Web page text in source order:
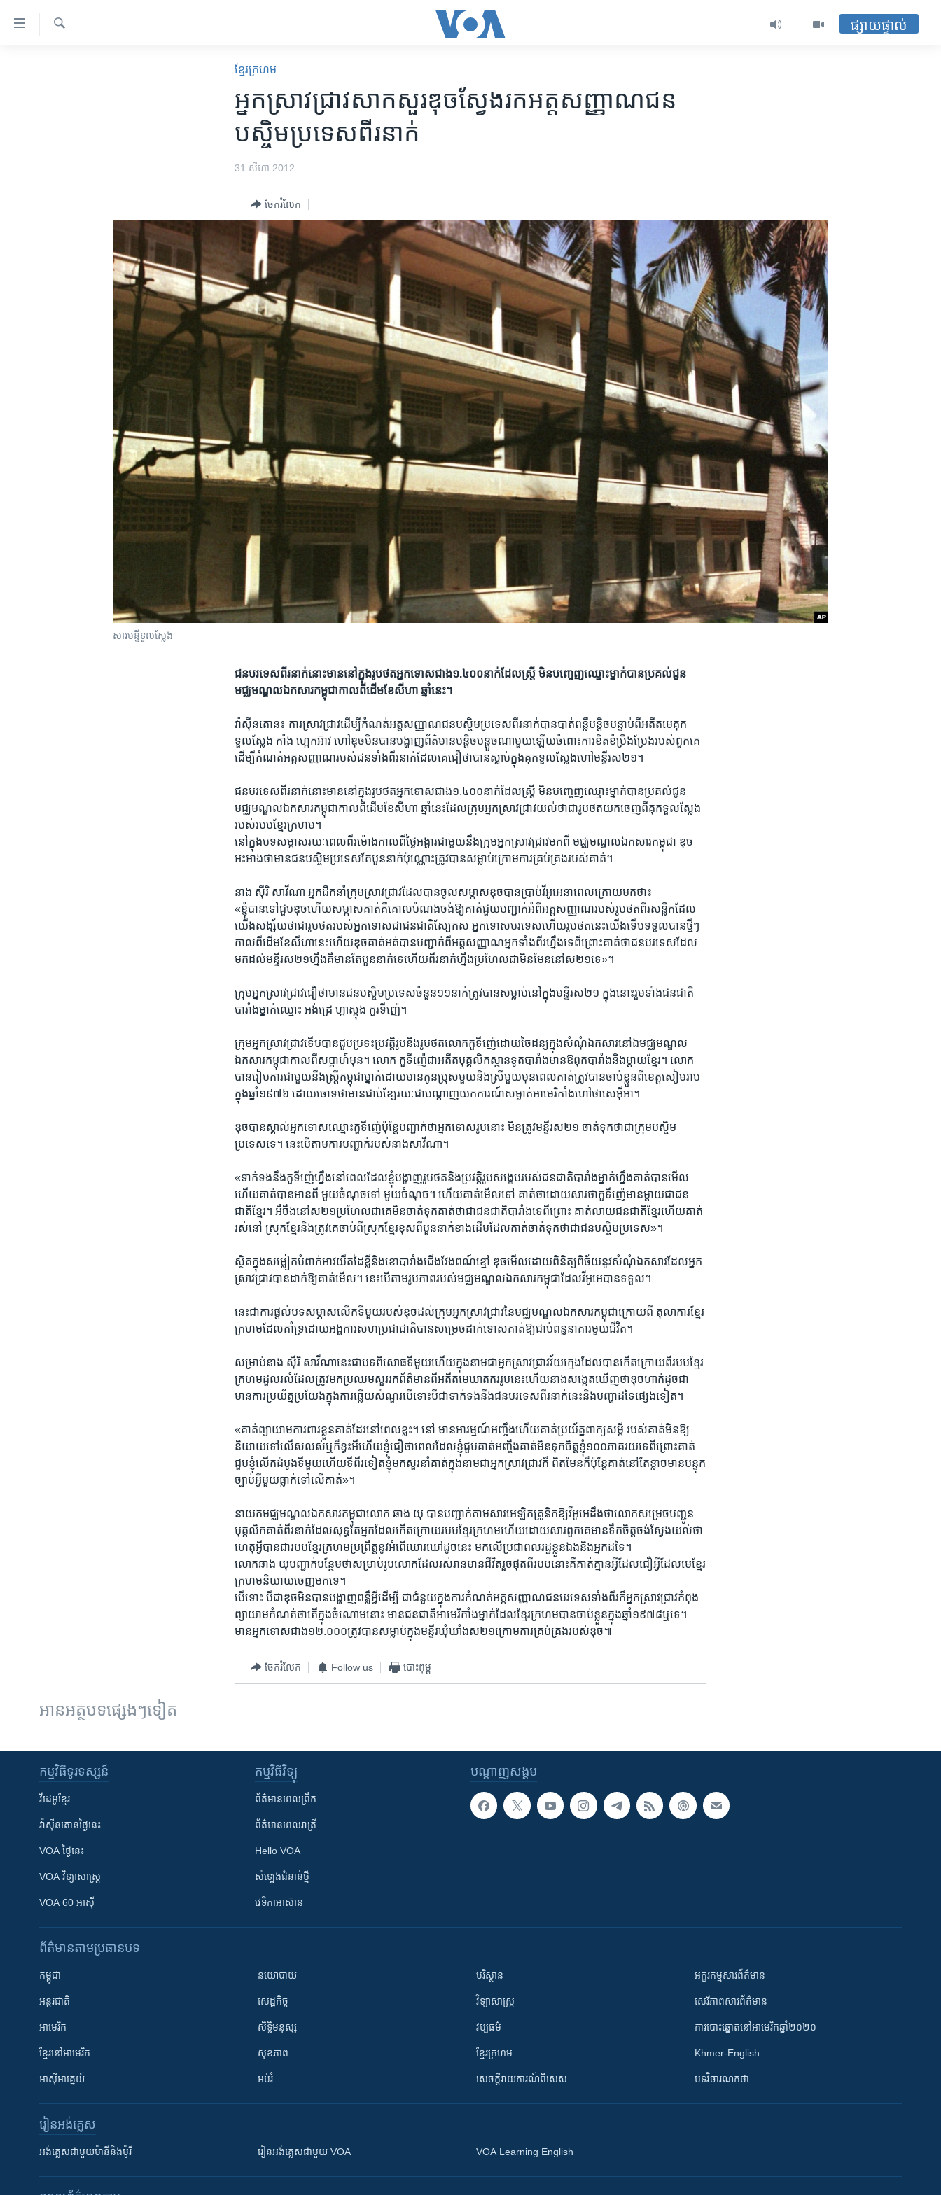
ទៅ​
ផ្សាយផ្ទាល់
ខ្មែរ​ក្រហម
អ្នក​ស្រាវជ្រាវ​សាកសួរ​ឌុច​ស្វែង​រក​អត្តសញ្ញាណ​ជន​
បស្ចិម​ប្រទេស​ពីរនាក់
31 សីហា 2012
ចែករំលែក
សារមន្ទីទួលស្លែង
ជន​បរទេស​ពីរនាក់​នោះ​មាន​នៅ​ក្នុង​រូបថត​អ្នក​ទោស​ជាង​១.៤០០​នាក់​ដែល​ស្រ្តី មិន​បញ្ចេញ​ឈ្មោះ​ម្នាក់​បាន​ប្រគល់​ជូន​
មជ្ឈមណ្ឌល​ឯកសារ​កម្ពុជា​កាលពី​ដើម​ខែ​សីហា​ ឆ្នាំ​នេះ​។
វ៉ាស៊ីនតោន៖​ ការ​ស្រាវជ្រាវ​ដើម្បី​កំណត់​អត្ត​សញ្ញាណ​ជន​បស្ចិម​ប្រទេស​ពីរនាក់​បាន​បាត់​ពន្លឺ​បន្តិច​បន្ទាប់​ពីអតីត​មេគុក
ទួលស្លែង​ កាំង​ ហ្កេកអ៊ាវ​ ហៅ​ឌុចមិន​បាន​បង្ហាញ​ព័ត៌មាន​បន្តិច​បន្តួចណាមួយ​ឡើយ​ចំពោះ​ការខិត​ខំ​ប្រឹងប្រែង​របស់​ពួកគេ​
ដើម្បី​កំណត់អត្តសញ្ញាណ​របស់​ជន​ទាំងពីរ​នាក់​ដែល​គេ​ជឿ​ថា​បាន​ស្លាប់​ក្នុង​គុក​ទួលស្លែង​ហៅ​មន្ទីរ​ស២១។
ជន​បរទេស​ពីរនាក់​នោះ​មាន​នៅ​ក្នុង​រូបថត​អ្នក​ទោស​ជាង​១.៤០០​នាក់​ដែល​ស្រ្តី មិន​បញ្ចេញ​ឈ្មោះ​ម្នាក់​បាន​ប្រគល់​ជូន​
មជ្ឈមណ្ឌល​ឯកសារ​កម្ពុជា​កាលពី​ដើម​ខែ​សីហា​ ឆ្នាំ​នេះ​ដែល​ក្រុម​អ្នក​ស្រាវជ្រាវ​យល់​ថា​ជារូបថត​យក​ចេញ​ពី​គុក​ទួលស្លែង​
របស់​របប​ខ្មែរ​ក្រហម។
នៅក្នុង​បទ​សម្ភាស​រយៈ​ពេល​ពីរម៉ោង​កាលពីថ្ងៃ​អង្គារ​ជាមួយ​នឹង​ក្រុម​អ្នក​ស្រាវជ្រាវ​មក​ពី មជ្ឈមណ្ឌល​ឯកសារ​កម្ពុជា​ ឌុច​
អះអាង​ថា​មាន​ជន​បស្ចិម​ប្រទេស​តែ​បួន​នាក់​ប៉ុណ្ណោះ​ត្រូវ​បាន​សម្លាប់​ក្រោម​ការ​គ្រប់​គ្រង​របស់​គាត់។
នាង​ ស៊ីរិ សាវីណា អ្នក​ដឹកនាំ​ក្រុម​ស្រាវជ្រាវ​ដែលបាន​ចូល​សម្ភាស​ឌុច​បាន​ប្រាប់​វីអូអេ​នា​ពេល​ក្រោយ​មក​ថា៖
«ខ្ញុំ​បាន​ទៅ​ជួប​ឌុច​ហើយ​សម្ភាស​គាត់​គឺ​គោល​បំណង​ចង់​ឱ្យ​គាត់​ជួយ​បញ្ជាក់​អំពី​អត្ត​សញ្ញាណ​របស់​រូបថត​ពីរសន្លឹក​ដែល​
យើង​សង្ស័យ​ថា​ជា​រូបថត​របស់អ្នក​ទោស​ជា​ជន​ជាតិ​ស្បែក​ស​ អ្នក​ទោស​បរទេស​ហើយ​រូបថត​នេះ​យើង​ទើប​ទទួល​បាន​ថ្មីៗ​
កាលពី​ដើម​ខែ​សីហា​នេះហើយ​ឌុច​គាត់​អត់​បាន​បញ្ជាក់​ពី​អត្តសញ្ញាណ​អ្នក​ទាំង​ពីរ​ហ្នឹង​ទេ​ពីព្រោះ​គាត់​ថា​ជនបរទេស​ដែល​
មក​ដល់​មន្ទីរ​ស២១​ហ្នឹង​គឺ​មាន​តែ​បួន​នាក់​ទេហើយ​ពីរ​នាក់​ហ្នឹង​ប្រហែល​ជា​មិន​មែន​នៅ​ស២១​ទេ»។
ក្រុម​អ្នកស្រាវជ្រាវ​ជឿថា​មាន​ជន​បស្ចិមប្រទេស​ចំនួន​១១​នាក់​ត្រូវ​បាន​សម្លាប់​នៅ​ក្នុង​មន្ទីរ​ស២១​ ក្នុង​នោះ​រួមទាំង​ជន​ជាតិ​
បារាំង​ម្នាក់​ឈ្មោះ អង់ដ្រេ ហ្កាស្តុង​ កួរទីញ៉េ។
ក្រុម​អ្នក​ស្រាវជ្រាវ​ទើប​បាន​ជួប​ប្រទះ​ប្រវត្តិរូប​និង​រូបថត​លោក​កួទីញ៉េ​ដោយ​ចៃដន្យ​ក្នុង​សំណុំ​ឯកសារ​នៅ​ឯ​មជ្ឈមណ្ឌល​
ឯកសារ​កម្ពុជា​កាលពី​សប្តាហ៍​មុន។ លោក កួទីញ៉េ​ជា​អតីត​បុគ្គលិក​ស្ថានទូត​បារាំង​មាន​ឱពុក​បារាំង​និង​ម្តាយ​ខ្មែរ។​ លោក​
បាន​រៀបការ​ជាមួយ​នឹង​ស្រ្តី​កម្ពុជា​ម្នាក់​ដោយ​មាន​កូន​ប្រុស​មួយ​និង​ស្រី​មួយមុន​ពេល​គាត់​ត្រូវ​បាន​ចាប់​ខ្លួន​ពី​ខេត្ត​សៀម​រាប​
ក្នុង​ឆ្នាំ​១៩៧៦​ ដោយ​ចោទ​ថា​មាន​ជាប់ខ្សែ​រយៈ​ជា​បណ្តាញ​យក​ការណ៍​សម្ងាត់​អាមេរិកាំងហៅ​ថា​សេអ៊ីអា។
ឌុច​បាន​ស្គាល់​អ្នកទោសឈ្មោះ​កួទីញ៉េ​ប៉ុន្តែ​បញ្ជាក់ថា​អ្នក​ទោស​រូប​នោះ មិន​ត្រូវ​មន្ទីរ​ស២១ ចាត់​ទុក​ថា​ជា​ក្រុម​បស្ចិម
ប្រទេស​ទេ។ នេះ​បើ​តាម​ការ​បញ្ជាក់​របស់​នាង​សាវីណា។
«ទាក់​ទង​នឹង​កួទីញ៉េ​ហ្នឹង​នៅ​ពេល​ដែល​ខ្ញុំ​បង្ហាញ​រូបថត​និង​ប្រវត្តិរូប​សង្ខេប​របស់​ជន​ជាតិ​បារាំង​ម្នាក់​ហ្នឹង​គាត់​បាន​មើល​
ហើយ​គាត់​បាន​អាន​ពី មួយ​ចំណុច​ទៅ មួយ​ចំណុច​។ ហើយ​គាត់​មើល​ទៅ គាត់​ថា​ដោយ​សារ​ថា​កួទីញ៉េ​មាន​ម្តាយ​ជា​ជន​
ជាតិ​ខ្មែរ​។ អឹចឹង​នៅ​ស២១​ប្រហែល​ជា​គេ​មិន​ចាត់​ទុក​គាត់​ថា​ជា​ជន​ជាតិ​បារាំង​ទេពីព្រោះ គាត់​លាយ​ជន​ជាតិ​ខ្មែរ​ហើយ​គាត់​
រស់​នៅ ស្រុក​ខ្មែរនិង​ត្រូវ​គេ​ចាប់​ពី​ស្រុក​ខ្មែរ​ខុស​ពី​បួននាក់​ខាងដើម​ដែល​គាត់​ចាត់​ទុក​ថា​ជា​ជន​បស្ចិម​ប្រទេស»។
ស្ថិតក្នុង​សម្លៀក​បំពាក់​អាវយឺត​ដៃ​ខ្លី​និង​ខោ​បារាំង​ជើង​វែង​ពណ៍​ខ្មៅ​ ឌុច​មើល​ដោយ​ពិនិត្យ​ពិច័យ​នូវ​សំណុំ​ឯកសារ​ដែល​អ្នក​
ស្រាវជ្រាវ​បាន​ដាក់​ឱ្យ​គាត់​មើល។​ នេះ​បើ​តាម​រូបភាព​របស់​មជ្ឈ​មណ្ឌល​ឯកសារ​កម្ពុជា​ដែល​វីអូអេ​បាន​ទទួល។
នេះ​ជា​ការ​ផ្តល់​បទសម្ភាស​លើក​ទីមួយ​របស់​ឌុចដល់​ក្រុម​អ្នក​ស្រាវជ្រាវ​នៃមជ្ឈមណ្ឌល​ឯកសារ​កម្ពុជាក្រោយ​ពី តុលាការ​ខ្មែរ​
ក្រហម​ដែល​គាំទ្រ​ដោយ​អង្គការ​សហប្រជាជាតិ​បាន​សម្រេច​ដាក់​ទោស​គាត់ឱ្យ​ជាប់​ពន្ធនាគារ​មួយ​ជីវិត​។
សម្រាប់​នាង​ ស៊ីរិ សាវីណា​នេះ​ជា​បទ​ពិសោធ​ទីមួយហើយ​ក្នុង​នាម​ជា​អ្នក​ស្រាវ​ជ្រាវ​វ័យ​ក្មេង​ដែល​បានកើតក្រោយ​ពី​របបខ្មែរ​
ក្រហម​ដួល​រលំ​ដែល​ត្រូវ​មក​ប្រឈម​សួរ​រក​ព័ត៌មាន​ពី​អតីត​មេ​ឃាតករ​រូបនេះហើយ​នាង​សង្កេត​ឃើញ​ថា​ឌុច​ហាក់​ដូច​ជា​
មាន​ការ​ប្រយ័ត្ន​ប្រយែង​ក្នុង​ការ​ឆ្លើយ​សំណួរ​បើ​ទោះ​បី​ជា​ទាក់​ទង​នឹង​ជន​បរទេស​ពីរនាក់​នេះ​និង​បញ្ហា​ដទៃ​ផ្សេងទៀត។​
«គាត់​ព្យាយាម​ការពារ​ខ្លួន​គាត់​ដែរ​នៅ​ពេល​ខ្លះ​។ នៅ មាន​អារម្មណ៍​អញ្ចឹងហើយ​គាត់​ប្រយ័ត្ន​ពាក្យ​សម្តី របស់​គាត់​មិន​ឱ្យ​
និយាយ​ទៅ​លើស​លស់​ឬ​ក៏​ខ្វះ​អីហើយ​ខ្ញុំ​ជឿថា​ពេល​ដែល​ខ្ញុំ​ជួប​គាត់​អញ្ចឹង​គាត់​មិន​ទុក​ចិត្ត​ខ្ញុំ​១០០​ភាគរយ​ទេ​ពីព្រោះ​គាត់​
ជួប​ខ្ញុំ​លើក​ដំបូង​ទីមួយហើយ​ទីពីរ​ទៀត​ខ្ញុំ​មក​សួរ​នាំ​គាត់​ក្នុង​នាម​ជា​អ្នក​ស្រាវជ្រាវ​ក៏ ពិតមែនក៏​ប៉ុន្តែ​គាត់​នៅ​តែ​ខ្លាច​មាន​បន្ទុក​
ច្បាប់​អី្វមួយ​ធ្លាក់​ទៅលើ​គាត់»។​
នាយកមជ្ឈមណ្ឌល​ឯកសារ​កម្ពុជា​លោក ឆាង យុ​ បាន​បញ្ជាក់​តាម​សារ​អេឡិកត្រូនិក​ឱ្យ​វីអូអេ​ដឹង​ថាលោក​សម្រេច​បញ្ជូន​
បុគ្គលិក​គាត់​ពីរនាក់​ដែល​សុទ្ធ​តែ​អ្នក​ដែល​កើត​ក្រោយ​របប​ខ្មែរ​ក្រហមហើយ​ដោយសារ​ពួកគេ​មាន​ទឹកចិត្ត​ចង់​ស្វែងយល់​ថា​
ហេតុ​អ្វី​បាន​ជា​របប​ខ្មែរ​ក្រហម​ប្រព្រឹត្តនូវ​អំពើ​ឃោរឃៅដូចនេះ មកលើ​ប្រជាពលរដ្ឋ​ខ្លួន​ឯងនិង​អ្នក​ដទៃ។
លោក​ឆាង យុ​បញ្ជាក់​បន្ថែម​ថា​សម្រាប់​រូបលោក​ដែល​រស់​រាន​មាន​ជីវិត​រួចផុត​ពី​របបនោះ​គឺ​គាត់​គ្មាន​អ្វី​ដែល​ជឿ​អ្វី​ដែល​មេខ្មែរ​
ក្រហម​និយាយ​ចេញ​មកទេ។ ​
​បើ​ទោះ បី​ជា​ឌុច​មិន​បាន​បង្ហាញ​ពន្លឺ​អ្វីដើម្បី ជាជំនួ​យ​ក្នុង​ការ​កំណត់​អត្តសញ្ញាណជនបរទេស​ទាំង​ពីរ​ក៏​អ្នក​ស្រាវជ្រាវ​កំពុង​
ព្យា​យាម​កំណត់​ថា​តើ​ក្នុង​ចំណោម​នោះ មានជន​ជាតិ​អាមេរិកាំង​ម្នាក់ដែល​ខ្មែរក្រហម​បាន​ចាប់​ខ្លួន​ក្នុង​ឆ្នាំ​១៩៧៨​ឬទេ។
មាន​អ្នកទោស​ជាង​១២.០០០​ត្រូវ​បាន​សម្លាប់​ក្នុង​មន្ទីរ​ឃុំឃាំង​ស២១​ក្រោម​ការ​គ្រប់​គ្រង​របស់​ឌុច៕​
ចែករំលែក Follow us បោះពុម្ព
អានអត្ថបទផ្សេងៗទៀត
បណ្តាញ​សង្គម
កម្មវិធី​ទូរទស្សន៍
វីដេអូ​ខ្មែរ
វ៉ាស៊ីនតោន​ថ្ងៃ​នេះ
VOA ថ្ងៃនេះ
VOA ​វិទ្យាសាស្ត្រ
VOA 60 អាស៊ី
កម្មវិធី​វិទ្យុ
ព័ត៌មាន​ពេល​ព្រឹក
ព័ត៌មាន​​ពេល​រាត្រី
Hello VOA
សំឡេង​ជំនាន់​ថ្មី
វេទិកា​អាស៊ាន
ព័ត៌មាន​តាមប្រធានបទ​
កម្ពុជា
អន្តរជាតិ
អាមេរិក
ខ្មែរ​នៅអាមេរិក
អាស៊ីអាគ្នេយ៍
នយោបាយ
សេដ្ឋកិច្ច
សិទ្ធិមនុស្ស
សុខភាព
អប់រំ
បរិស្ថាន
វិទ្យាសាស្រ្ត
វប្បធម៌
ខ្មែរក្រហម
សេចក្តីរាយការណ៍ពិសេស
អក្ខរកម្មសារព័ត៌មាន
សេរីភាពសារព័ត៌មាន
ការបោះឆ្នោតនៅអាមេរិកឆ្នាំ២០២០
Khmer-English
បទវិចារណកថា
រៀន​​អង់គ្លេស
អង់គ្លេស​ជាមួយ​ម៉ានី​និង​ម៉ូរី រៀន​​​​​​អង់គ្លេស​​ជាមួយ VOA VOA Learning English